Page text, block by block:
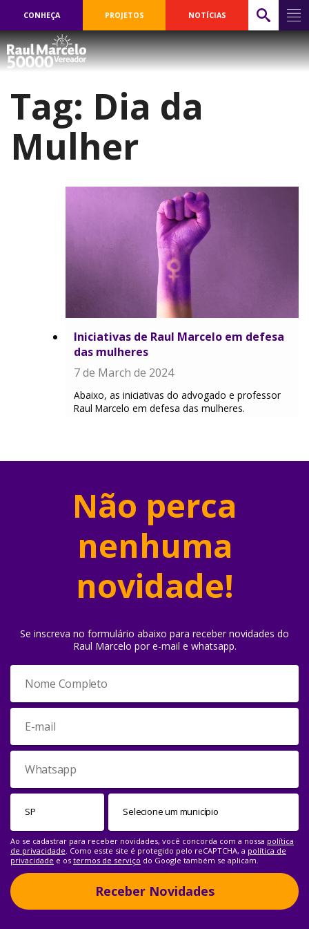
CONHEÇA PROJETOS NOTÍCIAS
Tag: Dia da
Mulher
Iniciativas de Raul Marcelo em defesa
das mulheres
7 de March de 2024
Abaixo, as iniciativas do advogado e professor
Raul Marcelo em defesa das mulheres.
Não perca
nenhuma
novidade!
Se inscreva no formulário abaixo para receber novidades do
Raul Marcelo por e-mail e whatsapp.
Ao se cadastrar para receber novidades, você concorda com a nossa política
de privacidade. Como esste site é protegido pelo reCAPTCHA, a política de
privacidade e os termos de serviço do Google também se aplicam.
Receber Novidades